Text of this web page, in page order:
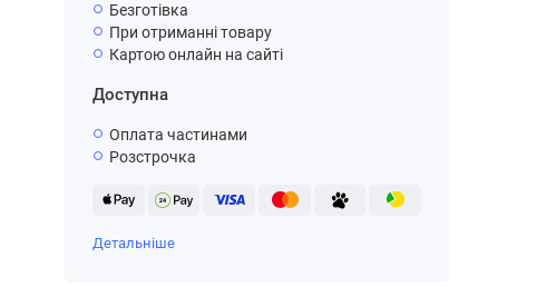
Безготівка
При отриманні товару
Картою онлайн на сайті
Доступна
Оплата частинами
Розстрочка
Детальніше